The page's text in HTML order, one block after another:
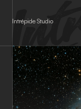
Intrépide Studio